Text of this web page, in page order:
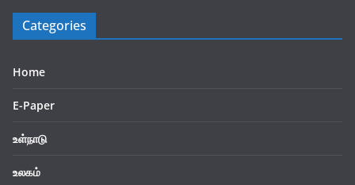
Categories
Home
E-Paper
உள்நாடு
உலகம்